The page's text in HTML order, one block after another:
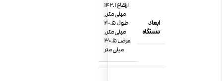
ابعاد
دستگاه
ارتفاع 142.1
میلی متر,
طول 40.5
میلی متر,
عرض 30.5
میلی متر